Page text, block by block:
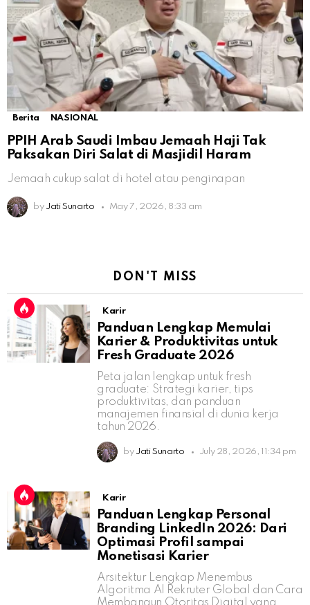
Berita NASIONAL
PPIH Arab Saudi Imbau Jemaah Haji Tak
Paksakan Diri Salat di Masjidil Haram
Jemaah cukup salat di hotel atau penginapan
by Jati Sunarto May 7, 2026, 8:33 am
DON'T MISS
Karir
Panduan Lengkap Memulai
Karier & Produktivitas untuk
Fresh Graduate 2026
Peta jalan lengkap untuk fresh
graduate: Strategi karier, tips
produktivitas, dan panduan
manajemen finansial di dunia kerja
tahun 2026.
by Jati Sunarto July 28, 2026, 11:34 pm
Karir
Panduan Lengkap Personal
Branding LinkedIn 2026: Dari
Optimasi Profil sampai
Monetisasi Karier
Arsitektur Lengkap Menembus
Algoritma AI Rekruter Global dan Cara